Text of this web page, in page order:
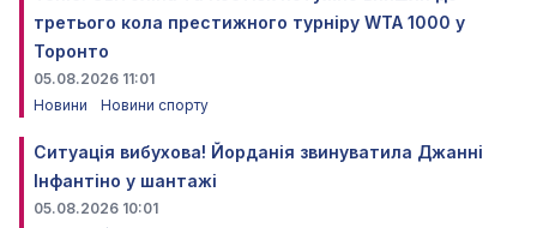
третього кола престижного турніру WTA 1000 у
Торонто
05.08.2026 11:01
Новини
Новини спорту
Ситуація вибухова! Йорданія звинуватила Джанні
Інфантіно у шантажі
05.08.2026 10:01